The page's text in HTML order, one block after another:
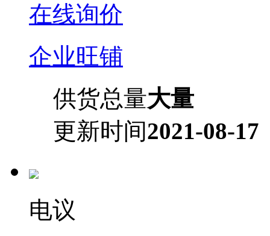
在线询价
企业旺铺
供货总量大量
更新时间2021-08-17
电议